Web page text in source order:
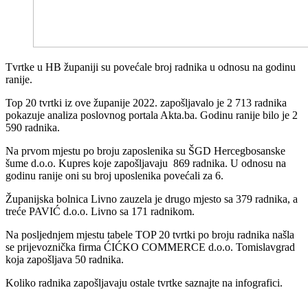
Tvrtke u HB županiji su povećale broj radnika u odnosu na godinu
ranije.
Top 20 tvrtki iz ove županije 2022. zapošljavalo je 2 713 radnika
pokazuje analiza poslovnog portala Akta.ba. Godinu ranije bilo je 2
590 radnika.
Na prvom mjestu po broju zaposlenika su ŠGD Hercegbosanske
šume d.o.o. Kupres koje zapošljavaju 869 radnika. U odnosu na
godinu ranije oni su broj uposlenika povećali za 6.
Županijska bolnica Livno zauzela je drugo mjesto sa 379 radnika, a
treće PAVIĆ d.o.o. Livno sa 171 radnikom.
Na posljednjem mjestu tabele TOP 20 tvrtki po broju radnika našla
se prijevoznička firma ĆIĆKO COMMERCE d.o.o. Tomislavgrad
koja zapošljava 50 radnika.
Koliko radnika zapošljavaju ostale tvrtke saznajte na infografici.